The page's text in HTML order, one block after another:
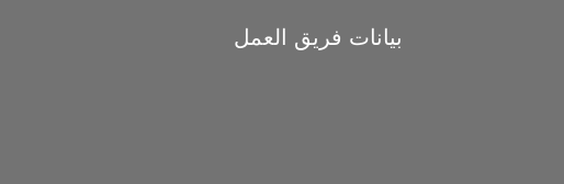
بيانات فريق العمل